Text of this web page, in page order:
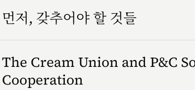
먼저, 갖추어야 할 것들
The Cream Union and P&C
Cooperation